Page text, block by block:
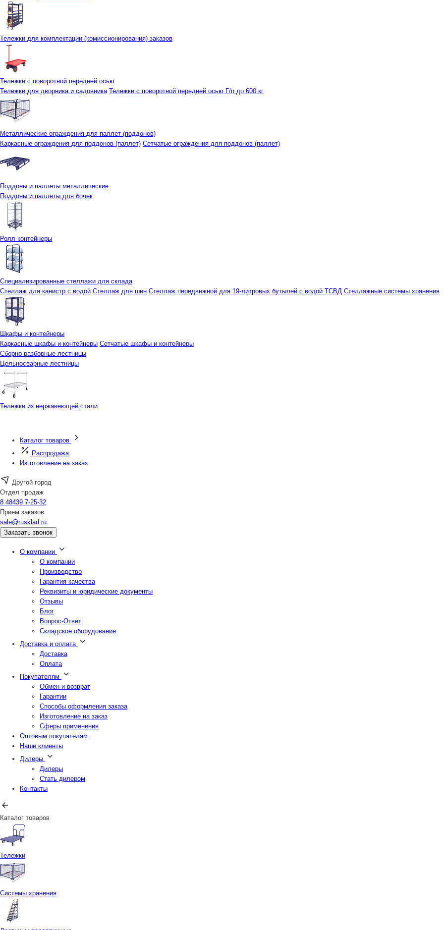
Тележки для комплектации (комиссионирования) заказов
Тележки с поворотной передней осью
Тележки для дворника и садовника Тележки с поворотной передней осью Г/п до 600 кг
Металлические ограждения для паллет (поддонов)
Каркасные ограждения для поддонов (паллет) Сетчатые ограждения для поддонов (паллет)
Поддоны и паллеты металлические
Поддоны и паллеты для бочек
Ролл контейнеры
Специализированные стеллажи для склада
Стеллаж для канистр с водой Стеллаж для шин Стеллаж передвижной для 19-литровых бутылей с водой ТСВД Стеллажные системы хранения
Шкафы и контейнеры
Каркасные шкафы и контейнеры Сетчатые шкафы и контейнеры
Сборно-разборные лестницы
Цельносварные лестницы
Тележки из нержавеющей стали
Каталог товаров
Распродажа
Изготовление на заказ
Другой город
Отдел продаж
8 48439 7-25-32
Прием заказов
sale@rusklad.ru
Заказать звонок
О компании
О компании
Производство
Гарантия качества
Реквизиты и юридические документы
Отзывы
Блог
Вопрос-Ответ
Складское оборудование
Доставка и оплата
Доставка
Оплата
Покупателям
Обмен и возврат
Гарантии
Способы оформления заказа
Изготовление на заказ
Сферы применения
Оптовым покупателям
Наши клиенты
Дилеры
Дилеры
Стать дилером
Контакты
Каталог товаров
Тележки
Системы хранения